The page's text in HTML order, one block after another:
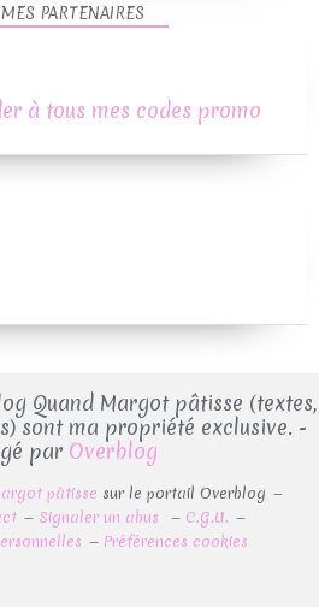
PARTENAIRES
à tous mes codes promo
Quand Margot pâtisse (textes,
sont ma propriété exclusive. -
par Overblog
pâtisse sur le portail Overblog
Signaler un abus
C.G.U.
Préférences cookies